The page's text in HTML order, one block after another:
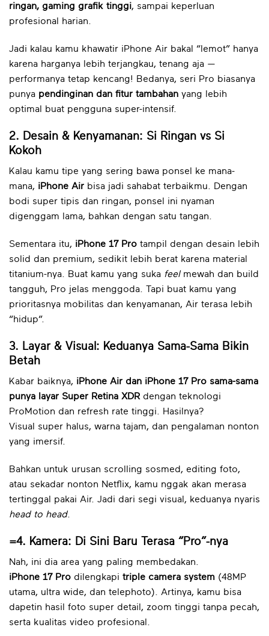
ringan, gaming grafik tinggi, sampai keperluan
profesional harian.
Jadi kalau kamu khawatir iPhone Air bakal “lemot” hanya
karena harganya lebih terjangkau, tenang aja —
performanya tetap kencang! Bedanya, seri Pro biasanya
punya pendinginan dan fitur tambahan yang lebih
optimal buat pengguna super-intensif.
2. Desain & Kenyamanan: Si Ringan vs Si
Kokoh
Kalau kamu tipe yang sering bawa ponsel ke mana-
mana, iPhone Air bisa jadi sahabat terbaikmu. Dengan
bodi super tipis dan ringan, ponsel ini nyaman
digenggam lama, bahkan dengan satu tangan.
Sementara itu, iPhone 17 Pro tampil dengan desain lebih
solid dan premium, sedikit lebih berat karena material
titanium-nya. Buat kamu yang suka feelmewah dan build
tangguh, Pro jelas menggoda. Tapi buat kamu yang
prioritasnya mobilitas dan kenyamanan, Air terasa lebih
“hidup”.
3. Layar & Visual: Keduanya Sama-Sama Bikin
Betah
Kabar baiknya, iPhone Air dan iPhone 17 Pro sama-sama
punya layar Super Retina XDRdengan teknologi
ProMotion dan refresh rate tinggi. Hasilnya?
Visual super halus, warna tajam, dan pengalaman nonton
yang imersif.
Bahkan untuk urusan scrolling sosmed, editing foto,
atau sekadar nonton Netflix, kamu nggak akan merasa
tertinggal pakai Air. Jadi dari segi visual, keduanya nyaris
head to head.
=4. Kamera: Di Sini Baru Terasa “Pro”-nya
Nah, ini dia area yang paling membedakan.
iPhone 17 Pro dilengkapi triple camera system (48MP
utama, ultra wide, dan telephoto). Artinya, kamu bisa
dapetin hasil foto super detail, zoom tinggi tanpa pecah,
serta kualitas video profesional.